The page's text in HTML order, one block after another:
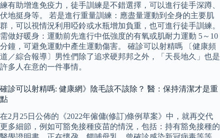
練有助增進免疫力，徒手訓練是不錯選擇，可以進行徒手深蹲、
伏地挺身等。 若是進行重量訓練：應盡量運動到全身的主要肌
群，可以視情況利用啞鈴或水瓶增加負重，也可進行徒手訓練。
需做好暖身：運動前先進行中低強度的有氧或肌耐力運動 5～10
分鐘，可避免運動中產生運動傷害。 確診可以射精嗎 〔健康頻
道／綜合報導〕男性們除了追求硬邦邦之外，「天長地久」也是
許多人在意的一件事情。
確診可以射精嗎: 健康網》陰毛該不該除？ 醫：保持清潔才是重
點
在2月25日公佈的《2022年僱傭(修訂)條例草案》中，就再交代
更多細節，例如可豁免接種疫苗的情況，包括：持有豁免接種的